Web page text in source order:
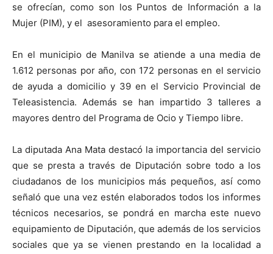
se ofrecían, como son los Puntos de Información a la
Mujer (PIM), y el asesoramiento para el empleo.
En el municipio de Manilva se atiende a una media de
1.612 personas por año, con 172 personas en el servicio
de ayuda a domicilio y 39 en el Servicio Provincial de
Teleasistencia. Además se han impartido 3 talleres a
mayores dentro del Programa de Ocio y Tiempo libre.
La diputada Ana Mata destacó la importancia del servicio
que se presta a través de Diputación sobre todo a los
ciudadanos de los municipios más pequeños, así como
señaló que una vez estén elaborados todos los informes
técnicos necesarios, se pondrá en marcha este nuevo
equipamiento de Diputación, que además de los servicios
sociales que ya se vienen prestando en la localidad a